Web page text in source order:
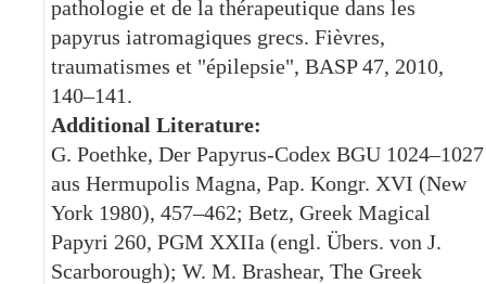
pathologie et de la thérapeutique dans les
papyrus iatromagiques grecs. Fièvres,
traumatismes et "épilepsie", BASP 47, 2010,
140–141.
Additional Literature:
G. Poethke, Der Papyrus-Codex BGU 1024–1027
aus Hermupolis Magna, Pap. Kongr. XVI (New
York 1980), 457–462; Betz, Greek Magical
Papyri 260, PGM XXIIa (engl. Übers. von J.
Scarborough); W. M. Brashear, The Greek